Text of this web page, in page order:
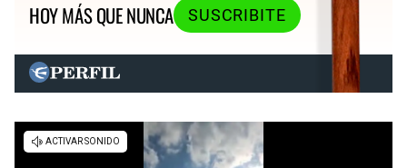
HOY MÁS QUE NUNCA
SUSCRIBITE